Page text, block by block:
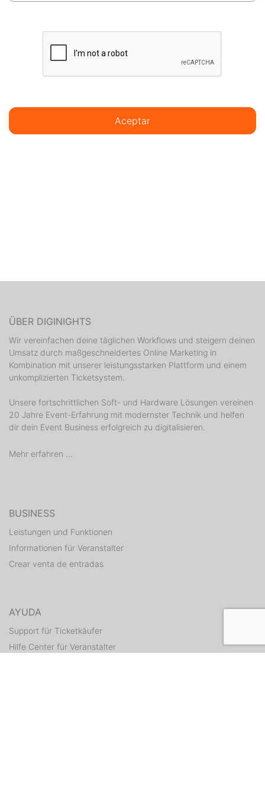
Aceptar
ÜBER DIGINIGHTS
Wir vereinfachen deine täglichen Workflows und steigern deinen
Umsatz durch maßgeschneidertes Online Marketing in
Kombination mit unserer leistungsstarken Plattform und einem
unkomplizierten Ticketsystem.
Unsere fortschrittlichen Soft- und Hardware Lösungen vereinen
20 Jahre Event-Erfahrung mit modernster Technik und helfen
dir dein Event Business erfolgreich zu digitalisieren.
Mehr erfahren ...
BUSINESS
Leistungen und Funktionen
Informationen für Veranstalter
Crear venta de entradas
AYUDA
Support für Ticketkäufer
Hilfe Center für Veranstalter